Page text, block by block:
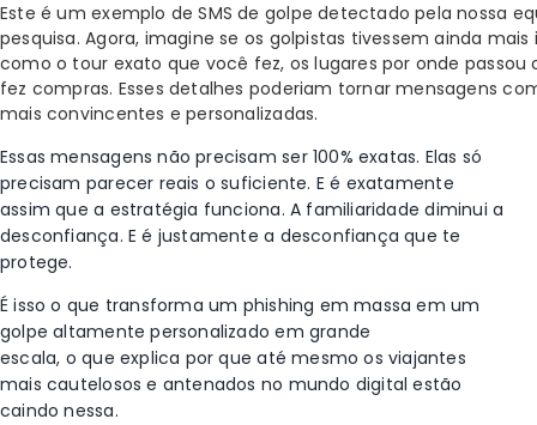
Este é um exemplo de SMS de golpe detectado pela nossa
pesquisa. Agora, imagine se os golpistas tivessem ainda
como o tour exato que você fez, os lugares por onde passou
fez compras. Esses detalhes poderiam tornar mensagens
mais convincentes e personalizadas.
Essas mensagens não precisam ser 100% exatas. Elas só
precisam parecer reais o suficiente. E é exatamente
assim que a estratégia funciona. A familiaridade diminui a
desconfiança. E é justamente a desconfiança que te
protege.
É isso o que transforma um phishing em massa em um
golpe altamente personalizado em grande
escala, o que explica por que até mesmo os viajantes
mais cautelosos e antenados no mundo digital estão
caindo nessa.